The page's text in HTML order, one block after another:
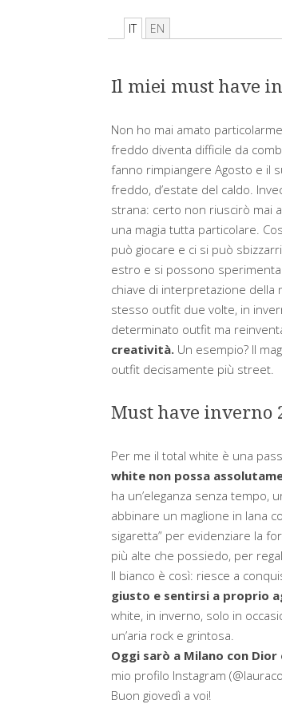
IT EN
Il miei must have
Non ho mai amato
freddo diventa difficile da
fanno rimpiangere Agosto e il
freddo, d’estate del caldo.
strana: certo non riuscirò mai
una magia tutta particolare.
può giocare e ci si può
estro e si possono
chiave di interpretazione
stesso outfit due volte, in
determinato outfit ma
creatività.Un esempio? Il
outfit decisamente più street.
Must have inverno
Per me il total white è una
white non possa
ha un’eleganza senza tempo,
abbinare un maglione in lana
sigaretta” per evidenziare la
più alte che possiedo, per
Il bianco è così: riesce a
giusto e sentirsi a proprio
white, in inverno, solo in
un’aria rock e grintosa.
Oggi sarò a Milano con
mio profilo Instagram
Buon giovedì a voi!